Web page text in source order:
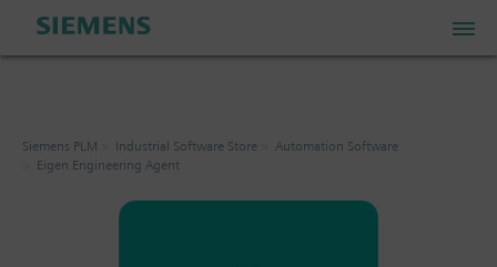
Siemens PLM Industrial Software Store
Automation Software
Eigen Engineering Agent